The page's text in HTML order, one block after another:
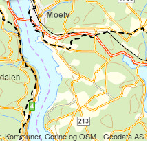
Corine og OSM - Geodata AS